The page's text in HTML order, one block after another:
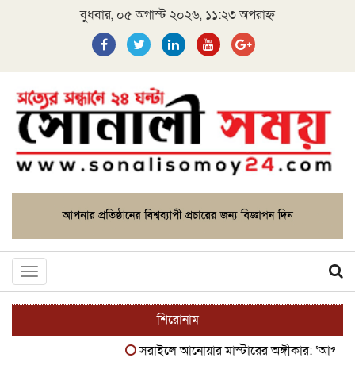
বুধবার, ০৫ অগাস্ট ২০২৬, ১১:২৩ অপরাহ্ন
Toggle
navigation
শিরোনাম
সরাইলে আনোয়ার মাস্টারের অঙ্গীকার: ‘আপনাদের